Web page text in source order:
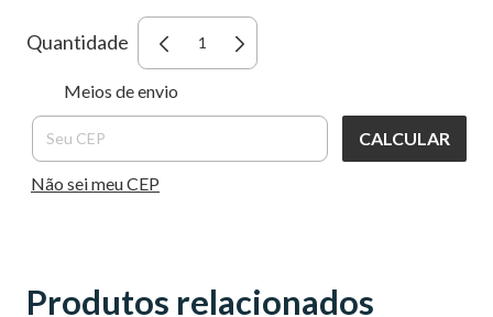
Quantidade
Entregas para o CEP:
Meios de envio
CALCULAR
Não sei meu CEP
Produtos relacionados